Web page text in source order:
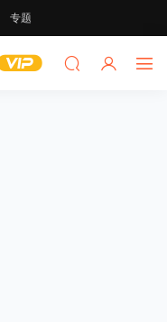
专题